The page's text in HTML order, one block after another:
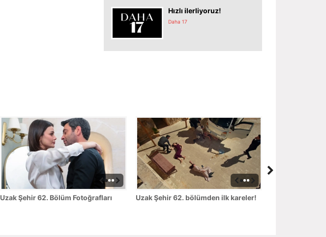
Hızlı ilerliyoruz!
Daha 17
Uzak Şehir 62. Bölüm Fotoğrafları Uzak Şehir 62. bölümden ilk kareler!